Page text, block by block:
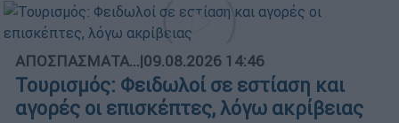
ΑΠΟΣΠΑΣΜΑΤΑ...|09.08.2026 14:46
Τουρισμός: Φειδωλοί σε εστίαση και
αγορές οι επισκέπτες, λόγω ακρίβειας